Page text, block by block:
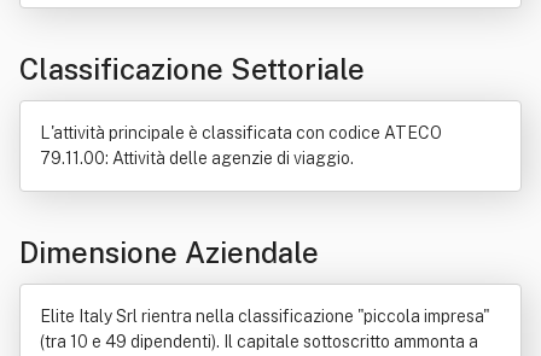
Settore primario
Suolo
Classificazione Settoriale
L'attività principale è classificata con codice ATECO
79.11.00: Attività delle agenzie di viaggio.
Dimensione Aziendale
Elite Italy Srl rientra nella classificazione "piccola impresa"
(tra 10 e 49 dipendenti). Il capitale sottoscritto ammonta a